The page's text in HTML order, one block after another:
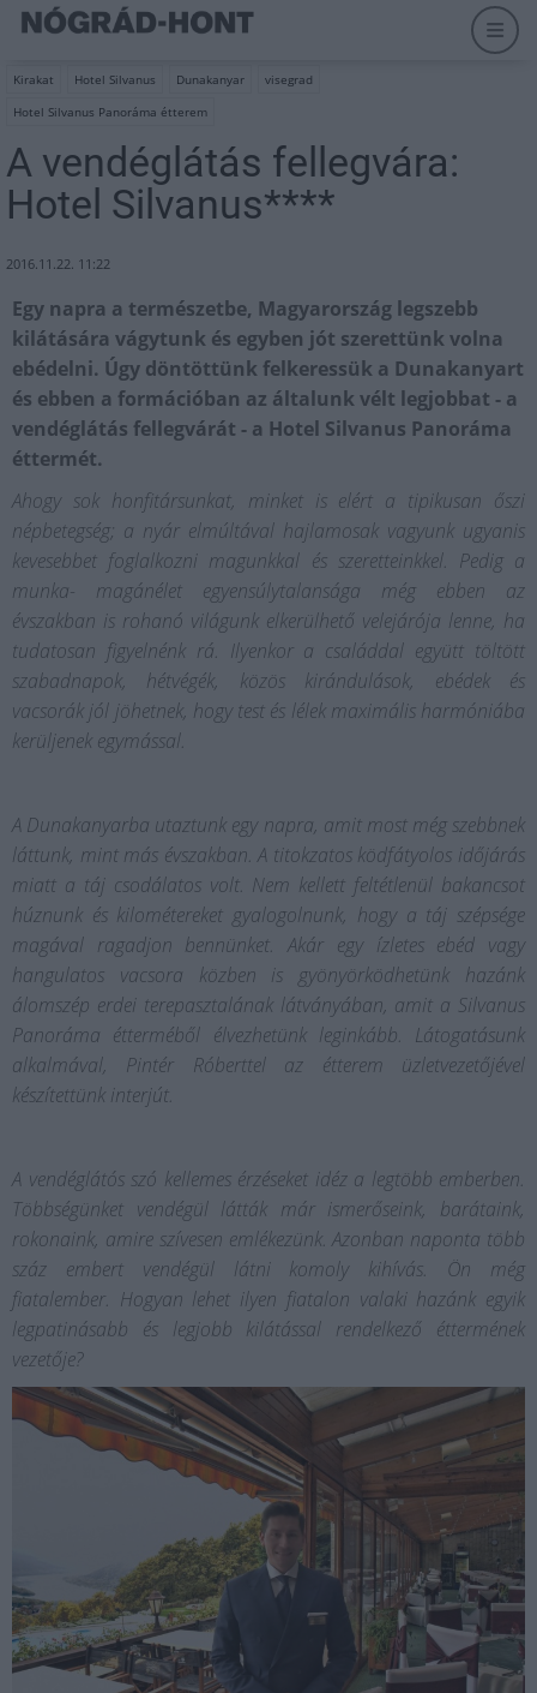
Kirakat Hotel Silvanus Dunakanyar
visegrad
Hotel Silvanus Panoráma étterem
A vendéglátás fellegvára:
Hotel Silvanus****
2016.11.22. 11:22
Egy napra a természetbe, Magyarország legszebb
kilátására vágytunk és egyben jót szerettünk volna
ebédelni. Úgy döntöttünk felkeressük a Dunakanyart
és ebben a formációban az általunk vélt legjobbat - a
vendéglátás fellegvárát - a Hotel Silvanus Panoráma
éttermét.
Ahogy sok honfitársunkat, minket is elért a tipikusan őszi
népbetegség; a nyár elmúltával hajlamosak vagyunk ugyanis
kevesebbet foglalkozni magunkkal és szeretteinkkel. Pedig a
munka- magánélet egyensúlytalansága még ebben az
évszakban is rohanó világunk elkerülhető velejárója lenne, ha
tudatosan figyelnénk rá. Ilyenkor a családdal együtt töltött
szabadnapok, hétvégék, közös kirándulások, ebédek és
vacsorák jól jöhetnek, hogy test és lélek maximális harmóniába
kerüljenek egymással.
A Dunakanyarba utaztunk egy napra, amit most még szebbnek
láttunk, mint más évszakban. A titokzatos ködfátyolos időjárás
miatt a táj csodálatos volt. Nem kellett feltétlenül bakancsot
húznunk és kilométereket gyalogolnunk, hogy a táj szépsége
magával ragadjon bennünket. Akár egy ízletes ebéd vagy
hangulatos vacsora közben is gyönyörködhetünk hazánk
álomszép erdei terepasztalának látványában, amit a Silvanus
Panoráma étterméből élvezhetünk leginkább. Látogatásunk
alkalmával, Pintér Róberttel az étterem üzletvezetőjével
készítettünk interjút.
A vendéglátós szó kellemes érzéseket idéz a legtöbb emberben.
Többségünket vendégül látták már ismerőseink, barátaink,
rokonaink, amire szívesen emlékezünk. Azonban naponta több
száz embert vendégül látni komoly kihívás. Ön még
fiatalember. Hogyan lehet ilyen fiatalon valaki hazánk egyik
legpatinásabb és legjobb kilátással rendelkező éttermének
vezetője?